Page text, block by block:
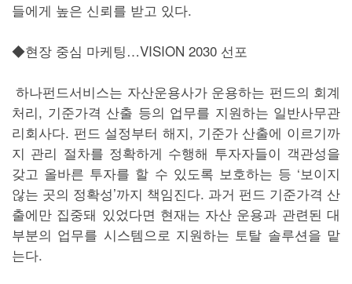
들에게 높은 신뢰를 받고 있다.
◆현장 중심 마케팅…VISION 2030 선포
하나펀드서비스는 자산운용사가 운용하는 펀드의 회계
처리, 기준가격 산출 등의 업무를 지원하는 일반사무관
리회사다. 펀드 설정부터 해지, 기준가 산출에 이르기까
지 관리 절차를 정확하게 수행해 투자자들이 객관성을
갖고 올바른 투자를 할 수 있도록 보호하는 등 ‘보이지
않는 곳의 정확성’까지 책임진다. 과거 펀드 기준가격 산
출에만 집중돼 있었다면 현재는 자산 운용과 관련된 대
부분의 업무를 시스템으로 지원하는 토탈 솔루션을 맡
는다.